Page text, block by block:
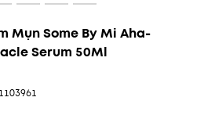
Mụn Some By Mi Aha-
Serum 50Ml